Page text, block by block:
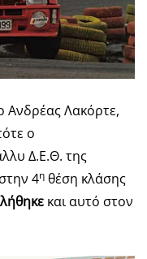
Ανδρέας Λακόρτε,
ο
Δ.Ε.Θ. της
4η θέση κλάσης
και αυτό στον